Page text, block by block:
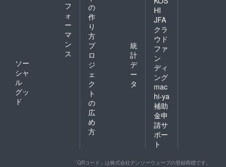
フ
ォ
ー
マ
ン
ス
ソー
シャ
ル
グッ
ド
の
作
り
方
プ
ロ
ジ
ェ
ク
ト
の
広
め
方
統
計
デ
ー
タ
HI
JFA
クラ
ウド
ファ
ン
ディ
ング
mac
hi-ya
補助
金申
請サ
ポー
ト
「QRコード」は株式会社デンソーウェーブの登録商標です。